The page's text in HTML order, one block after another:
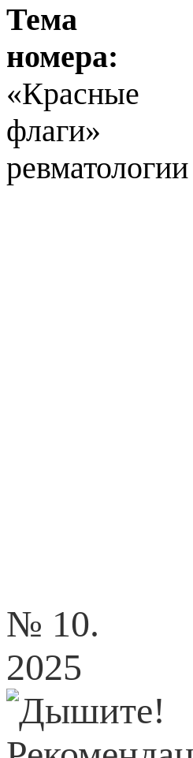
Тема
номера:
«Красные
флаги»
ревматологии
№ 10.
2025